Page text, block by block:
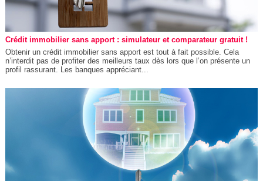
Crédit immobilier sans apport : simulateur et comparateur gratuit !
Obtenir un crédit immobilier sans apport est tout à fait possible. Cela
n’interdit pas de profiter des meilleurs taux dès lors que l’on présente un
profil rassurant. Les banques appréciant...